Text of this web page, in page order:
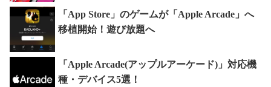
「App Store」のゲームが「Apple Arcade」へ
移植開始！遊び放題へ
「Apple Arcade(アップルアーケード)」対応機
種・デバイス5選！